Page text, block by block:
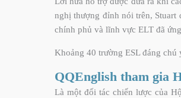
nghị thượng đỉnh nói trên, Stuart
chính phủ và lĩnh vực ELT đã
Khoảng 40 trường ESL đáng
QQEnglish tham gia
Là một đối tác chiến lược của